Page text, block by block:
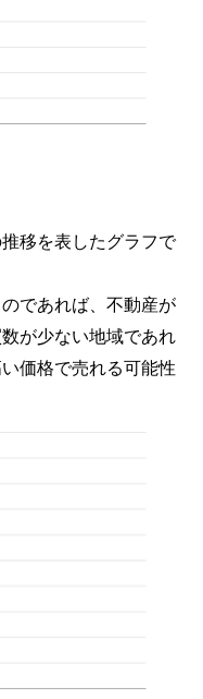
移を表したグラフで
であれば、不動産が
が少ない地域であれ
価格で売れる可能性